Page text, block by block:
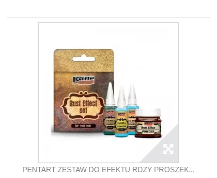
PENTART ZESTAW DO EFEKTU RDZY PROSZEK...